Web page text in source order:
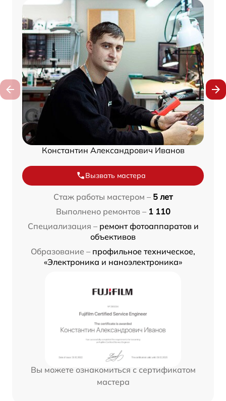
Константин Александрович Иванов
Вызвать мастера
Стаж работы мастером – 5 лет
Выполнено ремонтов – 1 110
Специализация – ремонт фотоаппаратов и
объективов
Образование – профильное техническое,
«Электроника и наноэлектроника»
Вы можете ознакомиться с сертификатом
мастера